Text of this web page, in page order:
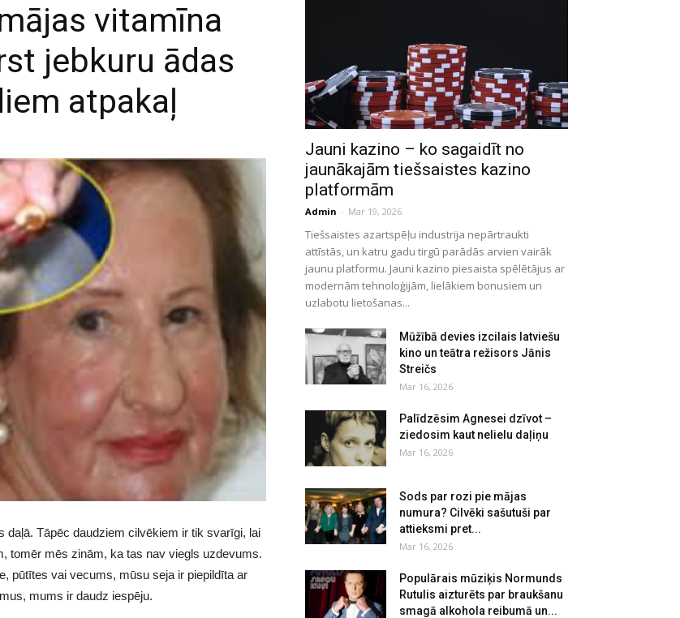
vitamīna
jebkuru ādas
atpakaļ
daļā. Tāpēc daudziem cilvēkiem ir tik svarīgi, lai
tomēr mēs zinām, ka tas nav viegls uzdevums.
pūtītes vai vecums, mūsu seja ir piepildīta ar
mums ir daudz iespēju.
Jauni kazino – ko sagaidīt no
jaunākajām tiešsaistes kazino
platformām
Admin - Mar 19, 2026
Tiešsaistes azartspēļu industrija nepārtraukti
attīstās, un katru gadu tirgū parādās arvien vairāk
jaunu platformu. Jauni kazino piesaista spēlētājus ar
modernām tehnoloģijām, lielākiem bonusiem un
uzlabotu lietošanas...
Mūžībā devies izcilais latviešu
kino un teātra režisors Jānis
Streičs
Mar 16, 2026
Palīdzēsim Agnesei dzīvot –
ziedosim kaut nelielu daļiņu
Mar 16, 2026
Sods par rozi pie mājas
numura? Cilvēki sašutuši par
attieksmi pret...
Mar 16, 2026
Populārais mūziķis Normunds
Rutulis aizturēts par braukšanu
smagā alkohola reibumā un...